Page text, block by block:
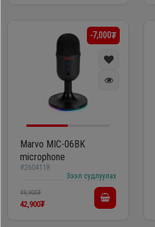
-7,000₮
Marvo MIC-06BK
microphone
#2604118
Зээл судлуулах
49,900₮
42,900₮